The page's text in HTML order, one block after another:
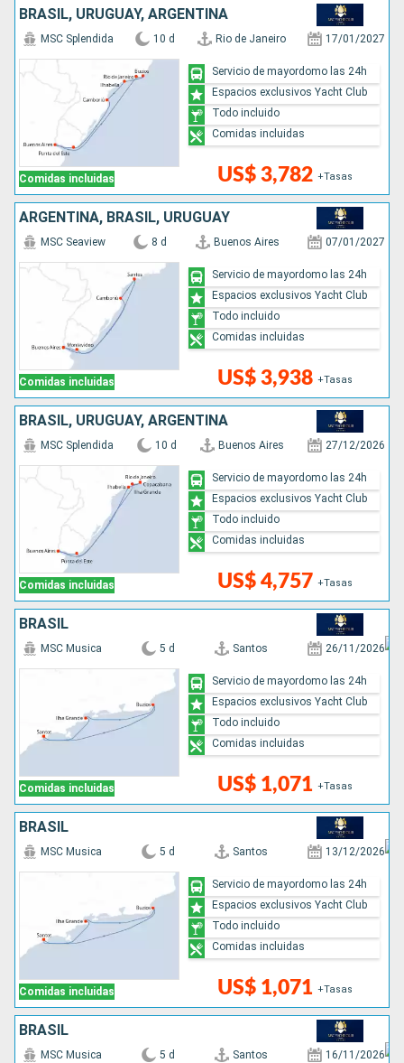
BRASIL, URUGUAY, ARGENTINA
Comidas incluidas
MSC Splendida 10 d Rio de Janeiro 17/01/2027
US$ 3,782 +Tasas
Servicio de mayordomo las 24h
Espacios exclusivos Yacht Club
Todo incluido
Comidas incluidas
ARGENTINA, BRASIL, URUGUAY
Comidas incluidas
MSC Seaview 8 d Buenos Aires 07/01/2027
US$ 3,938 +Tasas
Servicio de mayordomo las 24h
Espacios exclusivos Yacht Club
Todo incluido
Comidas incluidas
BRASIL, URUGUAY, ARGENTINA
Comidas incluidas
MSC Splendida 10 d Buenos Aires 27/12/2026
US$ 4,757 +Tasas
Servicio de mayordomo las 24h
Espacios exclusivos Yacht Club
Todo incluido
Comidas incluidas
BRASIL
Comidas incluidas
MSC Musica 5 d Santos 26/11/2026
US$ 1,071 +Tasas
Servicio de mayordomo las 24h
Espacios exclusivos Yacht Club
Todo incluido
Comidas incluidas
BRASIL
Comidas incluidas
MSC Musica 5 d Santos 13/12/2026
US$ 1,071 +Tasas
Servicio de mayordomo las 24h
Espacios exclusivos Yacht Club
Todo incluido
Comidas incluidas
BRASIL
MSC Musica 5 d Santos 16/11/2026